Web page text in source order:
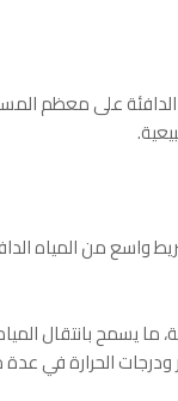
الدافئة على معظم
واسع من المياه
ما يسمح بانتقال
ودرجات الحرارة في